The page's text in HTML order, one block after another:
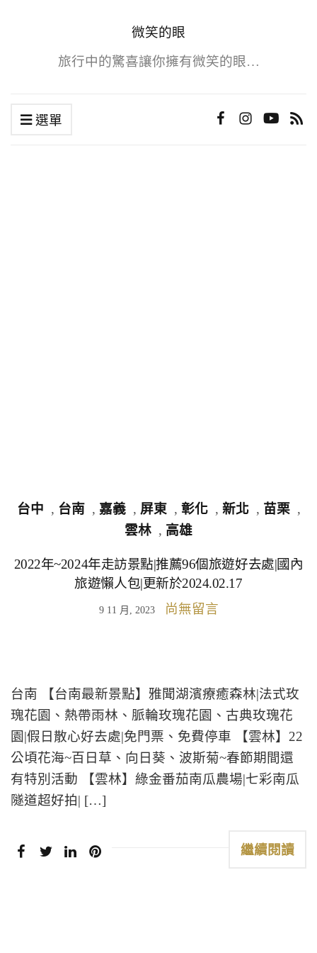
微笑的眼
旅行中的驚喜讓你擁有微笑的眼…
選單
台中 , 台南 , 嘉義 , 屏東 , 彰化 , 新北 , 苗栗 ,
雲林 , 高雄
2022年~2024年走訪景點|推薦96個旅遊好去處|國內
旅遊懶人包|更新於2024.02.17
9 11 月, 2023 尚無留言
台南 【台南最新景點】雅聞湖濱療癒森林|法式玫
瑰花園、熱帶雨林、脈輪玫瑰花園、古典玫瑰花
園|假日散心好去處|免門票、免費停車 【雲林】22
公頃花海~百日草、向日葵、波斯菊~春節期間還
有特別活動 【雲林】綠金番茄南瓜農場|七彩南瓜
隧道超好拍| […]
繼續閱讀